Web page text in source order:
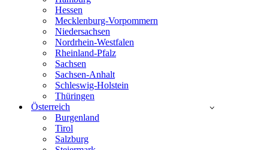
Hessen
Mecklenburg-Vorpommern
Niedersachsen
Nordrhein-Westfalen
Rheinland-Pfalz
Sachsen
Sachsen-Anhalt
Schleswig-Holstein
Thüringen
Österreich
Burgenland
Tirol
Salzburg